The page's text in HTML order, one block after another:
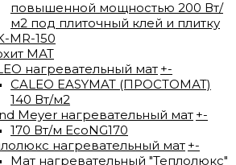
повышенной мощностью 200 Вт/
м2 под плиточный клей и плитку
MR-150
МАТ
нагревательный мат +-
CALEO EASYMAT (ПРОСТОМАТ)
140 Вт/м2
Meyer нагревательный мат +-
170 Вт/м EcoNG170
нагревательный мат +-
Мат нагревательный "Теплолюкс"